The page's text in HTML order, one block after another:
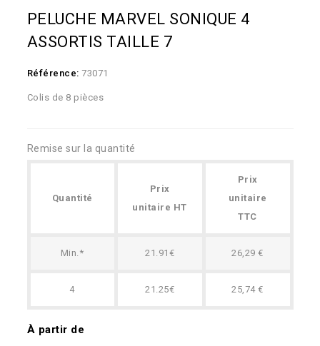
PELUCHE MARVEL SONIQUE 4
ASSORTIS TAILLE 7
Référence: 73071
Colis de 8 pièces
Remise sur la quantité
Quantité
Prix
unitaire HT
Prix
unitaire
TTC
Min.* 21.91€ 26,29 €
4 21.25€ 25,74 €
À partir de